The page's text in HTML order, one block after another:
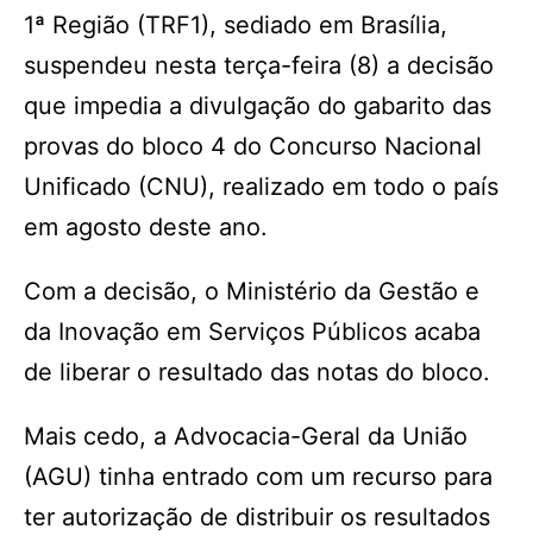
1ª Região (TRF1), sediado em Brasília,
suspendeu nesta terça-feira (8) a decisão
que impedia a divulgação do gabarito das
provas do bloco 4 do Concurso Nacional
Unificado (CNU), realizado em todo o país
em agosto deste ano.
Com a decisão, o Ministério da Gestão e
da Inovação em Serviços Públicos acaba
de liberar o resultado das notas do bloco.
Mais cedo, a Advocacia-Geral da União
(AGU) tinha entrado com um recurso para
ter autorização de distribuir os resultados